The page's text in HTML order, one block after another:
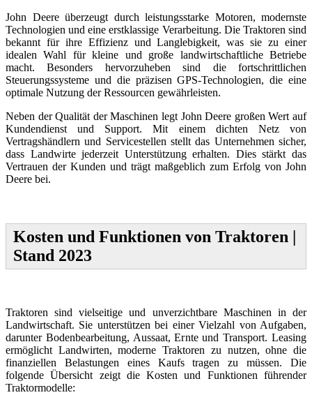
John Deere überzeugt durch leistungsstarke Motoren, modernste
Technologien und eine erstklassige Verarbeitung. Die Traktoren sind
bekannt für ihre Effizienz und Langlebigkeit, was sie zu einer
idealen Wahl für kleine und große landwirtschaftliche Betriebe
macht. Besonders hervorzuheben sind die fortschrittlichen
Steuerungssysteme und die präzisen GPS-Technologien, die eine
optimale Nutzung der Ressourcen gewährleisten.
Neben der Qualität der Maschinen legt John Deere großen Wert auf
Kundendienst und Support. Mit einem dichten Netz von
Vertragshändlern und Servicestellen stellt das Unternehmen sicher,
dass Landwirte jederzeit Unterstützung erhalten. Dies stärkt das
Vertrauen der Kunden und trägt maßgeblich zum Erfolg von John
Deere bei.
Kosten und Funktionen von Traktoren |
Stand 2023
Traktoren sind vielseitige und unverzichtbare Maschinen in der
Landwirtschaft. Sie unterstützen bei einer Vielzahl von Aufgaben,
darunter Bodenbearbeitung, Aussaat, Ernte und Transport. Leasing
ermöglicht Landwirten, moderne Traktoren zu nutzen, ohne die
finanziellen Belastungen eines Kaufs tragen zu müssen. Die
folgende Übersicht zeigt die Kosten und Funktionen führender
Traktormodelle: